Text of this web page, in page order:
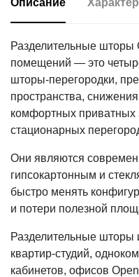
Разделительные шторы
помещений — это
шторы-перегородки,
пространства,
комфортных приватных
стационарных
Они являются
гипсокартонным и
быстро менять
и потери полезной
Разделительные шторы
квартир-студий,
кабинетов, офисов